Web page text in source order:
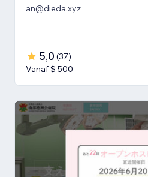
an@dieda.xyz
5,0 (37)
Vanaf $ 500